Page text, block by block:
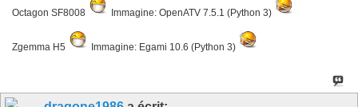
Octagon SF8008 Immagine: OpenATV 7.5.1 (Python 3)
Zgemma H5 Immagine: Egami 10.6 (Python 3)